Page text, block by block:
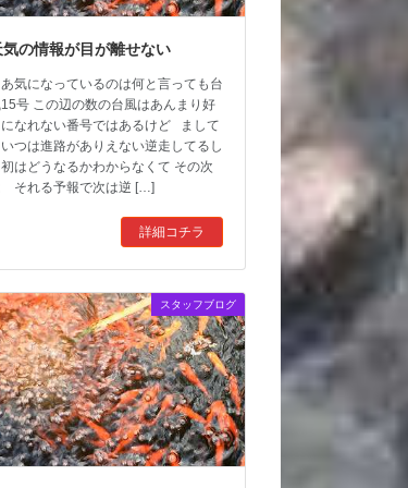
気の情報が目が離せない
あ気になっているのは何と言っても台
号 この辺の数の台風はあんまり好
になれない番号ではあるけど まして
つは進路がありえない逆走してるし
はどうなるかわからなくて その次
それる予報で次は逆 […]
詳細コチラ
スタッフブログ